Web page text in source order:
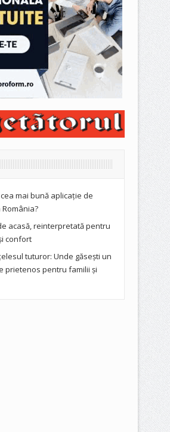
mai bună aplicație de
acasă, reinterpretată pentru
confort
tuturor: Unde găsești un
prietenos pentru familii și